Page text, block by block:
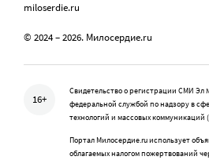
miloserdie.ru
© 2024 – 2026. Милосердие.ru
16+
Свидетельство о регистрации СМИ Эл
федеральной службой по надзору в
технологий и массовых коммуникаций
Портал Милосердие.ru использует
облагаемых налогом пожертвований